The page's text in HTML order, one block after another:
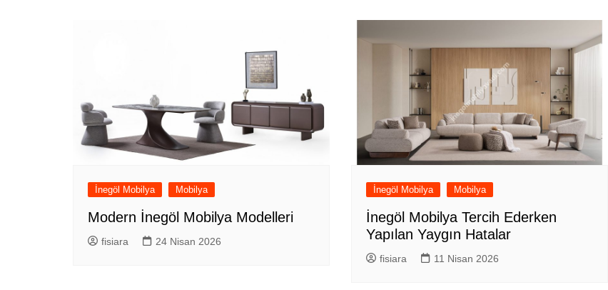
İnegöl Mobilya Mobilya
Modern İnegöl Mobilya Modelleri
fisiara 24 Nisan 2026
İnegöl Mobilya Mobilya
İnegöl Mobilya Tercih Ederken
Yapılan Yaygın Hatalar
fisiara 11 Nisan 2026